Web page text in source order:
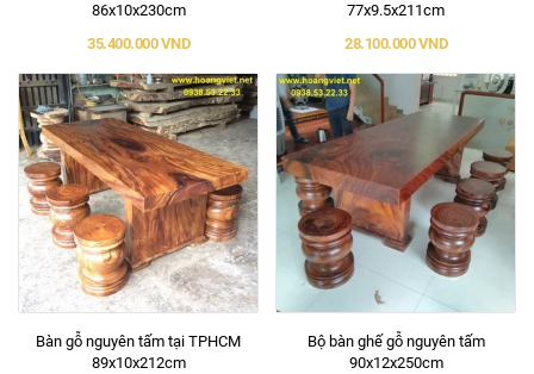
86x10x230cm
35.400.000 VND
77x9.5x211cm
28.100.000 VND
Bàn gỗ nguyên tấm tại TPHCM
89x10x212cm
Bộ bàn ghế gỗ nguyên tấm
90x12x250cm